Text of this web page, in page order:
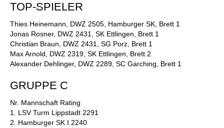
TOP-SPIELER
Thies Heinemann, DWZ 2505, Hamburger SK, Brett 1
Jonas Rosner, DWZ 2431, SK Ettlingen, Brett 1
Christian Braun, DWZ 2431, SG Porz, Brett 1
Max Arnold, DWZ 2319, SK Ettlingen, Brett 2
Alexander Dehlinger, DWZ 2289, SC Garching, Brett 1
GRUPPE C
Nr. Mannschaft Rating
1. LSV Turm Lippstadt 2291
2. Hamburger SK I 2240